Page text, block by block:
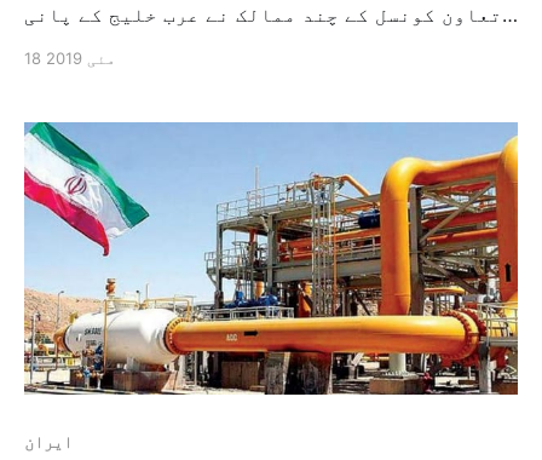
تعاون کونسل کے چند ممالک نے عرب خلیج کے پانی
فورسز کی تعیین کے سلسلہ میں ریاستہائے متحدہ
18 مئی 2019
ایران